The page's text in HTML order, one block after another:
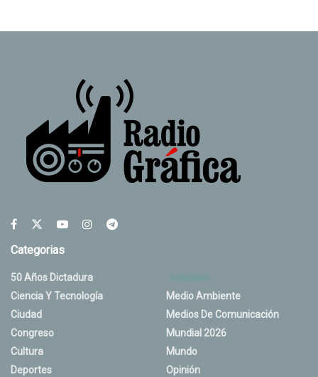
Categorias
50 Años Dictadura
Ciencia Y Tecnología
Ciudad
Congreso
Cultura
Deportes
Medio Ambiente
Medios De Comunicación
Mundial 2026
Mundo
Opinión